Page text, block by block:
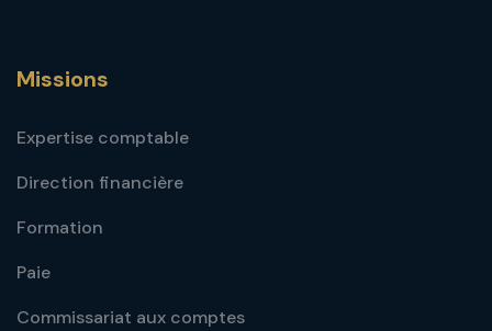
Missions
Expertise comptable
Direction financière
Formation
Paie
Commissariat aux comptes